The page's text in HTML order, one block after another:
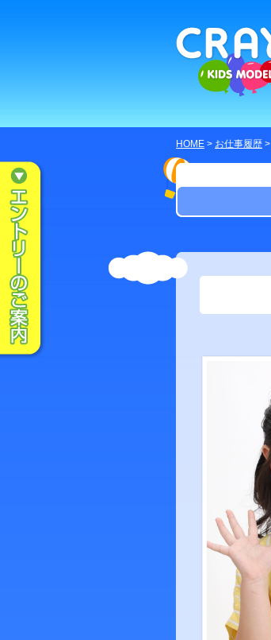
HOME > お仕事履歴 >